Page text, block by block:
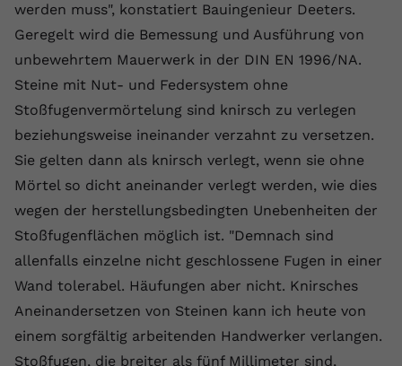
werden muss", konstatiert Bauingenieur Deeters.
Geregelt wird die Bemessung und Ausführung von
unbewehrtem Mauerwerk in der DIN EN 1996/NA.
Steine mit Nut- und Federsystem ohne
Stoßfugenvermörtelung sind knirsch zu verlegen
beziehungsweise ineinander verzahnt zu versetzen.
Sie gelten dann als knirsch verlegt, wenn sie ohne
Mörtel so dicht aneinander verlegt werden, wie dies
wegen der herstellungsbedingten Unebenheiten der
Stoßfugenflächen möglich ist. "Demnach sind
allenfalls einzelne nicht geschlossene Fugen in einer
Wand tolerabel. Häufungen aber nicht. Knirsches
Aneinandersetzen von Steinen kann ich heute von
einem sorgfältig arbeitenden Handwerker verlangen.
Stoßfugen, die breiter als fünf Millimeter sind,
Zweck
YouTube setzt dieses Cookie über
eingebettete YouTube-Videos und
registriert anonyme statistische Daten.
Name yt-remote-device-id
Laufzeit Session
Zweck
Videopräferenzen des Benutzers zu
speichern, der eingebettete YouTube-
Videos verwendet.